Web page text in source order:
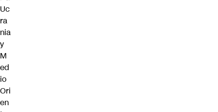
Uc
ra
nia
y
M
ed
io
Ori
en